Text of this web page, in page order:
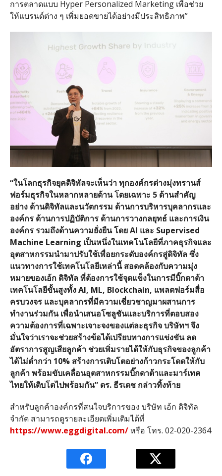
การตลาดแบบ Hyper Personalized Marketing เพื่อช่วย
ให้แบรนด์ต่าง ๆ เพิ่มยอดขายได้อย่างมีประสิทธิภาพ”
“ในโลกธุรกิจยุคดิจิทัลจะเห็นว่า ทุกองค์กรต่างมุ่งทรานส์
ฟอร์มธุรกิจในหลากหลายด้าน โดยเฉพาะ 5 ด้านสำคัญ
อย่าง ด้านดิจิทัลและนวัตกรรม ด้านการบริหารบุคลากรและ
องค์กร ด้านการปฏิบัติการ ด้านการวางกลยุทธ์ และการเงิน
องค์กร รวมถึงด้านความยั่งยืน โดยAI และ Supervised
Machine Learning เป็นหนึ่งในเทคโนโลยีที่ภาคธุรกิจและ
อุตสาหกรรมนำมาปรับใช้เพื่อยกระดับองค์กรสู่ดิจิทัล ซึ่ง
แนวทางการใช้เทคโนโลยีเหล่านี้ สอดคล้องกับความมุ่ง
หมายของเอ้ก ดิจิทัล ที่ต้องการใช้จุดแข็งในการมีบิ๊กดาต้า
เทคโนโลยีขั้นสูงทั้งAI, ML, Blockchain, แพลตฟอร์มสื่อ
ครบวงจร และบุคลากรที่มีความเชี่ยวชาญมาผสานการ
ทำงานร่วมกัน เพื่อนำเสนอโซลูชันและบริการที่ตอบสอง
ความต้องการที่เฉพาะเจาะจงของแต่ละธุรกิจ บริษัทฯ จึง
มั่นใจว่าเราจะช่วยสร้างข้อได้เปรียบทางการแข่งขัน ลด
อัตราการสูญเสียลูกค้า ช่วยเพิ่มรายได้ให้กับธุรกิจของลูกค้า
ได้ไม่ต่ำกว่า10% สร้างการเติบโตอย่างก้าวกระโดดให้กับ
ลูกค้า พร้อมขับเคลื่อนอุตสาหกรรมบิ๊กดาต้าและมาร์เทค
ไทยให้เติบโตไปพร้อมกัน” ดร. ธีรเดช กล่าวทิ้งท้าย
สำหรับลูกค้าองค์กรที่สนใจบริการของ บริษัท เอ้ก ดิจิทัล
จำกัด สามารถดูรายละเอียดเพิ่มเติมได้ที่
https://www.eggdigital.com/หรือ โทร. 02-020-2364